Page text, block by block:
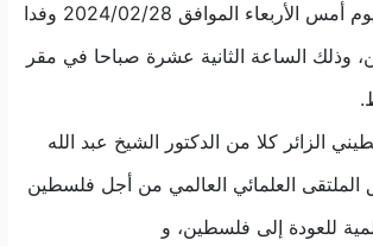
للفتوى والمظالم يوم أمس الأربعاء الموافق 2024/02/28 وفدا
وذلك الساعة الثانية عشرة صباحا في مقر
الزائر كلا من الدكتور الشيخ عبد الله
العلمائي العالمي من أجل فلسطين
للعودة إلى فلسطين، و